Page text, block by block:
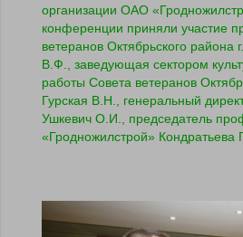
организации ОАО
конференции приняли участие
ветеранов Октябрьского района
В.Ф., заведующая сектором
работы Совета ветеранов
Гурская В.Н., генеральный
Ушкевич О.И., председатель
«Гродножилстрой» Кондратьева